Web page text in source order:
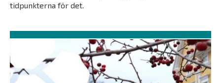
tidpunkterna för det.